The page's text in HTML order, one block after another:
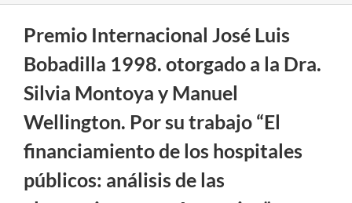
Premio Internacional José Luis
Bobadilla 1998. otorgado a la Dra.
Silvia Montoya y Manuel
Wellington. Por su trabajo “El
financiamiento de los hospitales
públicos: análisis de las